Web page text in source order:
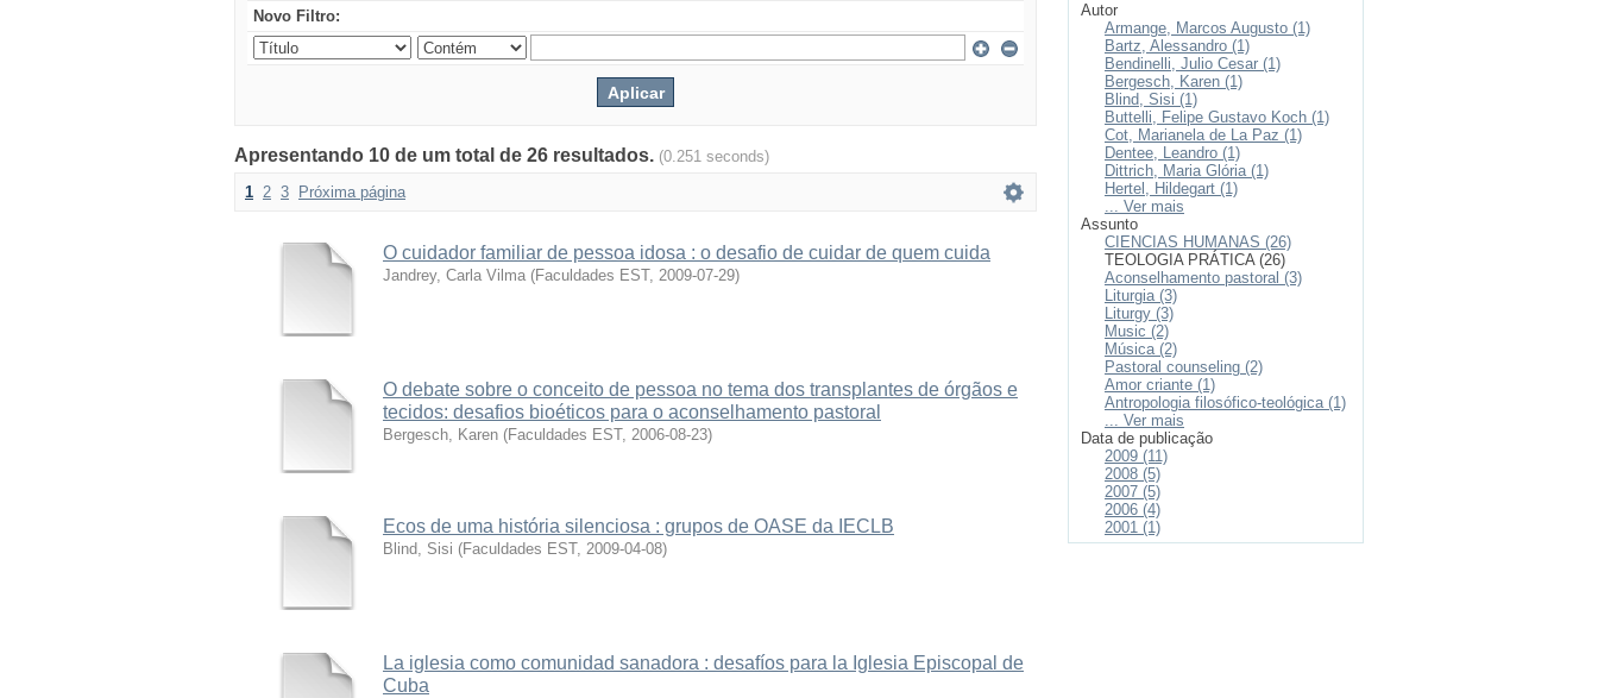
Novo Filtro:
Apresentando 10 de um total de 26 resultados. (0.251 seconds)
1 2 3 Próxima página
O cuidador familiar de pessoa idosa : o desafio de cuidar de quem cuida
Jandrey, Carla Vilma (Faculdades EST, 2009-07-29)
O debate sobre o conceito de pessoa no tema dos transplantes de órgãos e
tecidos: desafios bioéticos para o aconselhamento pastoral
Bergesch, Karen (Faculdades EST, 2006-08-23)
Ecos de uma história silenciosa : grupos de OASE da IECLB
Blind, Sisi (Faculdades EST, 2009-04-08)
La iglesia como comunidad sanadora : desafíos para la Iglesia Episcopal de
Cuba
Autor
Armange, Marcos Augusto (1)
Bartz, Alessandro (1)
Bendinelli, Julio Cesar (1)
Bergesch, Karen (1)
Blind, Sisi (1)
Buttelli, Felipe Gustavo Koch (1)
Cot, Marianela de La Paz (1)
Dentee, Leandro (1)
Dittrich, Maria Glória (1)
Hertel, Hildegart (1)
... Ver mais
Assunto
CIENCIAS HUMANAS (26)
TEOLOGIA PRÁTICA (26)
Aconselhamento pastoral (3)
Liturgia (3)
Liturgy (3)
Music (2)
Música (2)
Pastoral counseling (2)
Amor criante (1)
Antropologia filosófico-teológica (1)
... Ver mais
Data de publicação
2009 (11)
2008 (5)
2007 (5)
2006 (4)
2001 (1)